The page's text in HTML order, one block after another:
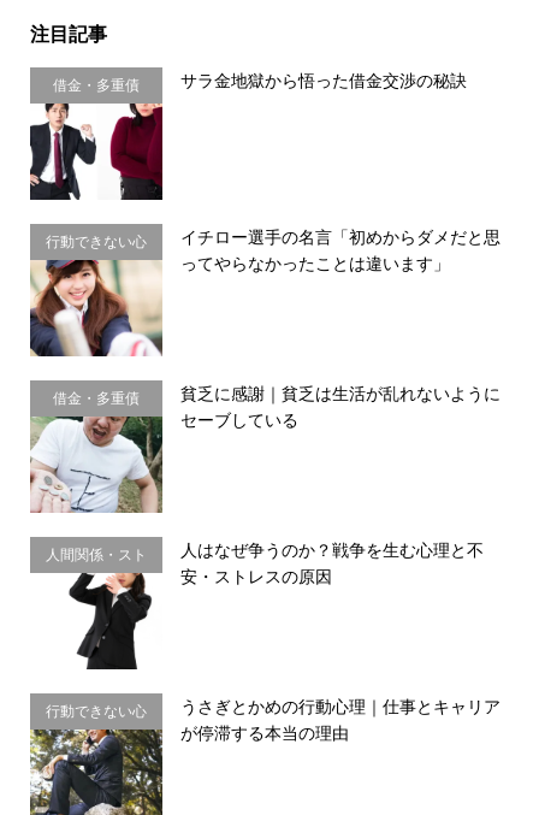
注目記事
借金・多重債
務・金銭感覚
サラ金地獄から悟った借金交渉の秘訣
行動できない心
理・思い込み
イチロー選手の名言「初めからダメだと思
ってやらなかったことは違います」
借金・多重債
務・金銭感覚
貧乏に感謝｜貧乏は生活が乱れないように
セーブしている
人間関係・スト
レス
人はなぜ争うのか？戦争を生む心理と不
安・ストレスの原因
行動できない心
理・思い込み
うさぎとかめの行動心理｜仕事とキャリア
が停滞する本当の理由